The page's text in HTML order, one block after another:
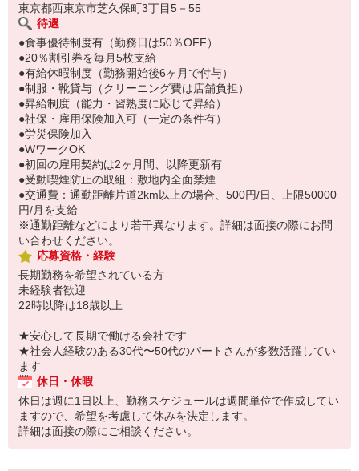
東京都西東京市芝久保町3丁目5－55
待遇
●食事優待制度有（勤務日は50％OFF）
●20％割引券を毎月5枚支給
●有給休暇制度（勤務開始後6ヶ月で付与）
●制服・靴貸与（クリーニング費は店舗負担）
●昇給制度（能力・習熟度に応じて昇給）
●社保・雇用保険加入可（一定の条件有）
●労災保険加入
●WワークOK
●初回の雇用契約は2ヶ月間、以降更新有
●受動喫煙防止の取組：敷地内全面禁煙
●交通費：通勤距離片道2km以上の場合、500円/日、上限50000
円/月を支給
※通勤距離などにより若干異なります。詳細は面接の際にお問
い合わせください。
応募資格・経験
長期勤務を希望されている方
未経験者歓迎
22時以降は18歳以上
★安心して長期で働ける会社です
★社会人経験のある30代〜50代のパートさんが多数活躍してい
ます
休日・休暇
休日は週に1日以上、勤務スケジュールは週間単位で作成してい
ますので、希望を考慮して休みを決定します。
詳細は面接の際にご相談ください。